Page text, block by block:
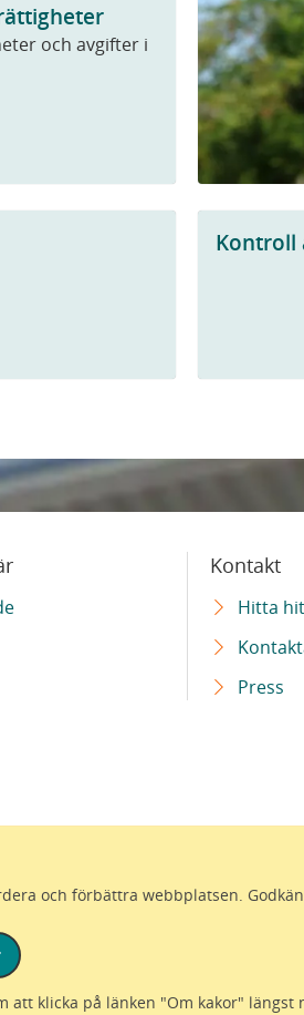
och förbättra webbplatsen.
att klicka på länken "Om kakor" längst
och avgifter i
Kontroll
Kontakt
Hitta
Press